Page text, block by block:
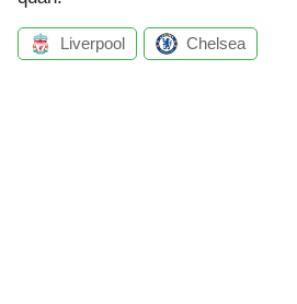
Liverpool Chelsea